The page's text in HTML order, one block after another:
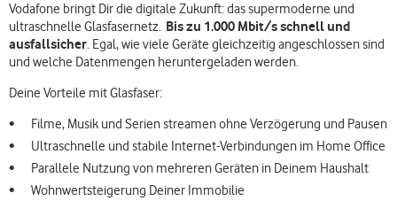
Vodafone bringt Dir die digitale Zukunft: das supermoderne und
ultraschnelle Glasfasernetz. Bis zu 1.000 Mbit/s schnell und
ausfallsicher. Egal, wie viele Geräte gleichzeitig angeschlossen sind
und welche Datenmengen heruntergeladen werden.
Deine Vorteile mit Glasfaser:
Filme, Musik und Serien streamen ohne Verzögerung und Pausen
Ultraschnelle und stabile Internet-Verbindungen im Home Office
Parallele Nutzung von mehreren Geräten in Deinem Haushalt
Wohnwertsteigerung Deiner Immobilie